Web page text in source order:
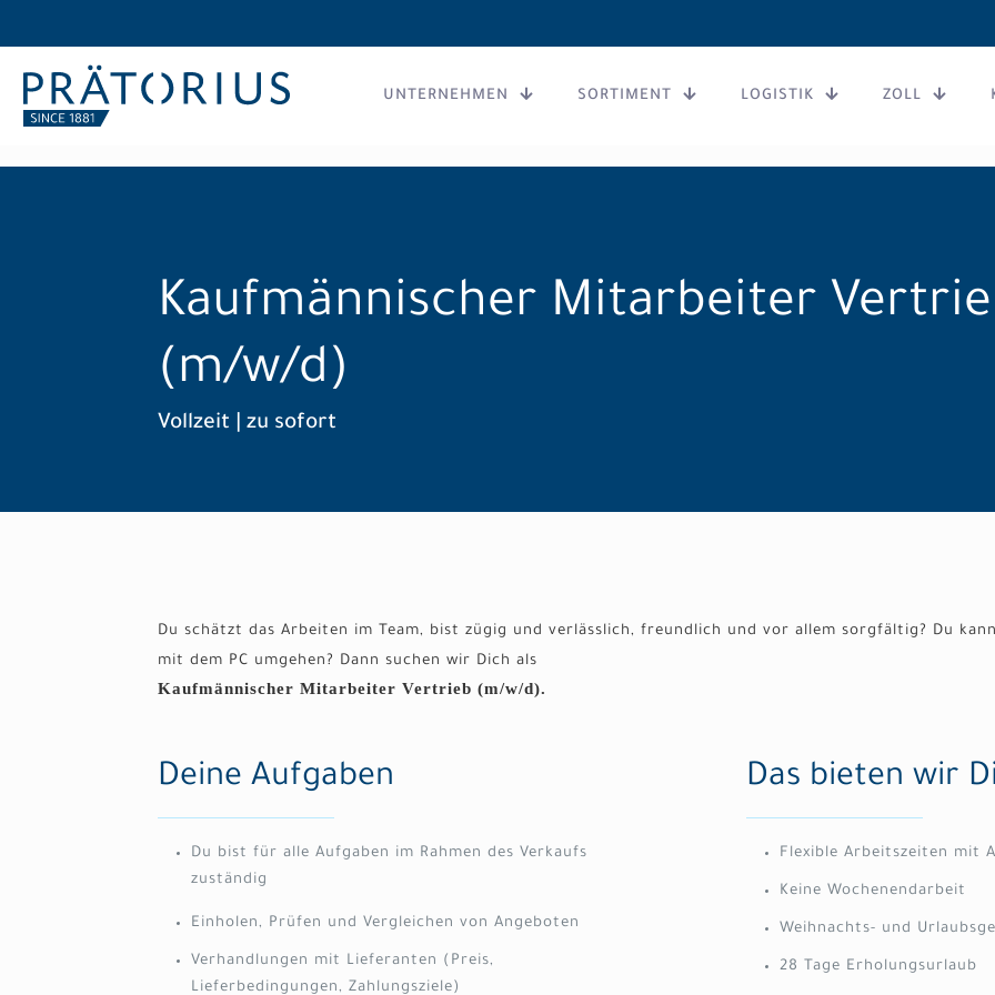
UNTERNEHMEN SORTIMENT LOGISTIK ZOLL
Kaufmännischer Mitarbeiter
(m/w/d)
Vollzeit | zu sofort
Du schätzt das Arbeiten im Team, bist zügig und verlässlich, freundlich und vor allem sorgfältig? Du
mit dem PC umgehen? Dann suchen wir Dich als
Kaufmännischer Mitarbeiter Vertrieb (m/w/d).
Deine Aufgaben
Du bist für alle Aufgaben im Rahmen des Verkaufs
zuständig
Einholen, Prüfen und Vergleichen von Angeboten
Verhandlungen mit Lieferanten (Preis,
Lieferbedingungen, Zahlungsziele)
Das bieten wir
Flexible Arbeitszeiten mit
Keine Wochenendarbeit
Weihnachts- und
28 Tage Erholungsurlaub